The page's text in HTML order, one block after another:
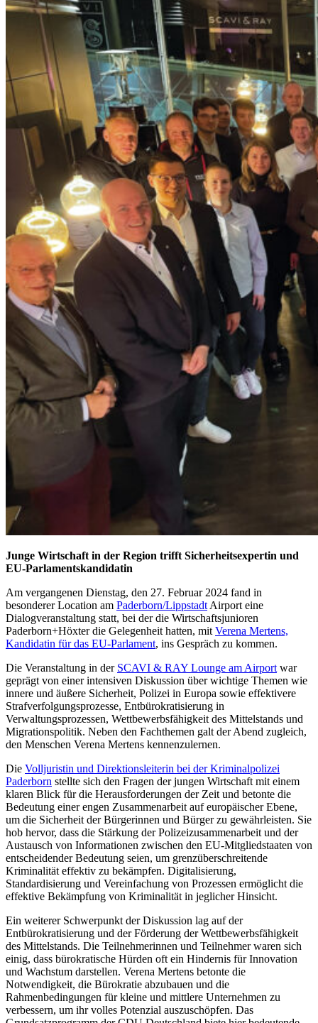
Junge Wirtschaft in der Region trifft Sicherheitsexpertin und
EU-Parlamentskandidatin
Am vergangenen Dienstag, den 27. Februar 2024 fand in
besonderer Location am Paderborn/Lippstadt Airport eine
Dialogveranstaltung statt, bei der die Wirtschaftsjunioren
Paderborn+Höxter die Gelegenheit hatten, mit Verena Mertens,
Kandidatin für das EU-Parlament, ins Gespräch zu kommen.
Die Veranstaltung in der SCAVI & RAY Lounge am Airport war
geprägt von einer intensiven Diskussion über wichtige Themen wie
innere und äußere Sicherheit, Polizei in Europa sowie effektivere
Strafverfolgungsprozesse, Entbürokratisierung in
Verwaltungsprozessen, Wettbewerbsfähigkeit des Mittelstands und
Migrationspolitik. Neben den Fachthemen galt der Abend zugleich,
den Menschen Verena Mertens kennenzulernen.
Die Volljuristin und Direktionsleiterin bei der Kriminalpolizei
Paderborn stellte sich den Fragen der jungen Wirtschaft mit einem
klaren Blick für die Herausforderungen der Zeit und betonte die
Bedeutung einer engen Zusammenarbeit auf europäischer Ebene,
um die Sicherheit der Bürgerinnen und Bürger zu gewährleisten. Sie
hob hervor, dass die Stärkung der Polizeizusammenarbeit und der
Austausch von Informationen zwischen den EU-Mitgliedstaaten von
entscheidender Bedeutung seien, um grenzüberschreitende
Kriminalität effektiv zu bekämpfen. Digitalisierung,
Standardisierung und Vereinfachung von Prozessen ermöglicht die
effektive Bekämpfung von Kriminalität in jeglicher Hinsicht.
Ein weiterer Schwerpunkt der Diskussion lag auf der
Entbürokratisierung und der Förderung der Wettbewerbsfähigkeit
des Mittelstands. Die Teilnehmerinnen und Teilnehmer waren sich
einig, dass bürokratische Hürden oft ein Hindernis für Innovation
und Wachstum darstellen. Verena Mertens betonte die
Notwendigkeit, die Bürokratie abzubauen und die
Rahmenbedingungen für kleine und mittlere Unternehmen zu
verbessern, um ihr volles Potenzial auszuschöpfen. Das